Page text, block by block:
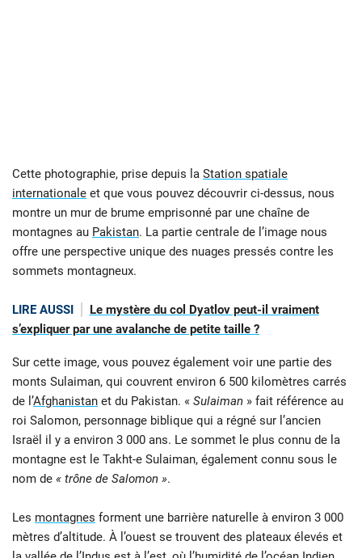
Cette photographie, prise depuis la Station spatiale
internationale et que vous pouvez découvrir ci-dessus, nous
montre un mur de brume emprisonné par une chaîne de
montagnes au Pakistan. La partie centrale de l’image nous
offre une perspective unique des nuages pressés contre les
sommets montagneux.
LIRE AUSSI
Le mystère du col Dyatlov peut-il vraiment
s’expliquer par une avalanche de petite taille ?
Sur cette image, vous pouvez également voir une partie des
monts Sulaiman, qui couvrent environ 6 500 kilomètres carrés
de l’Afghanistan et du Pakistan. « Sulaiman » fait référence au
roi Salomon, personnage biblique qui a régné sur l’ancien
Israël il y a environ 3 000 ans. Le sommet le plus connu de la
montagne est le Takht-e Sulaiman, également connu sous le
nom de « trône de Salomon ».
Les montagnes forment une barrière naturelle à environ 3 000
mètres d’altitude. À l’ouest se trouvent des plateaux élevés et